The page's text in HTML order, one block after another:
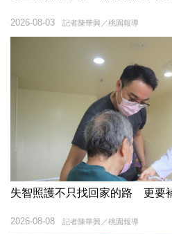
記者陳華興／桃園報導
2026-08-03
失智照護不只找回家的路 更要
記者陳華興／桃園報導
2026-08-08